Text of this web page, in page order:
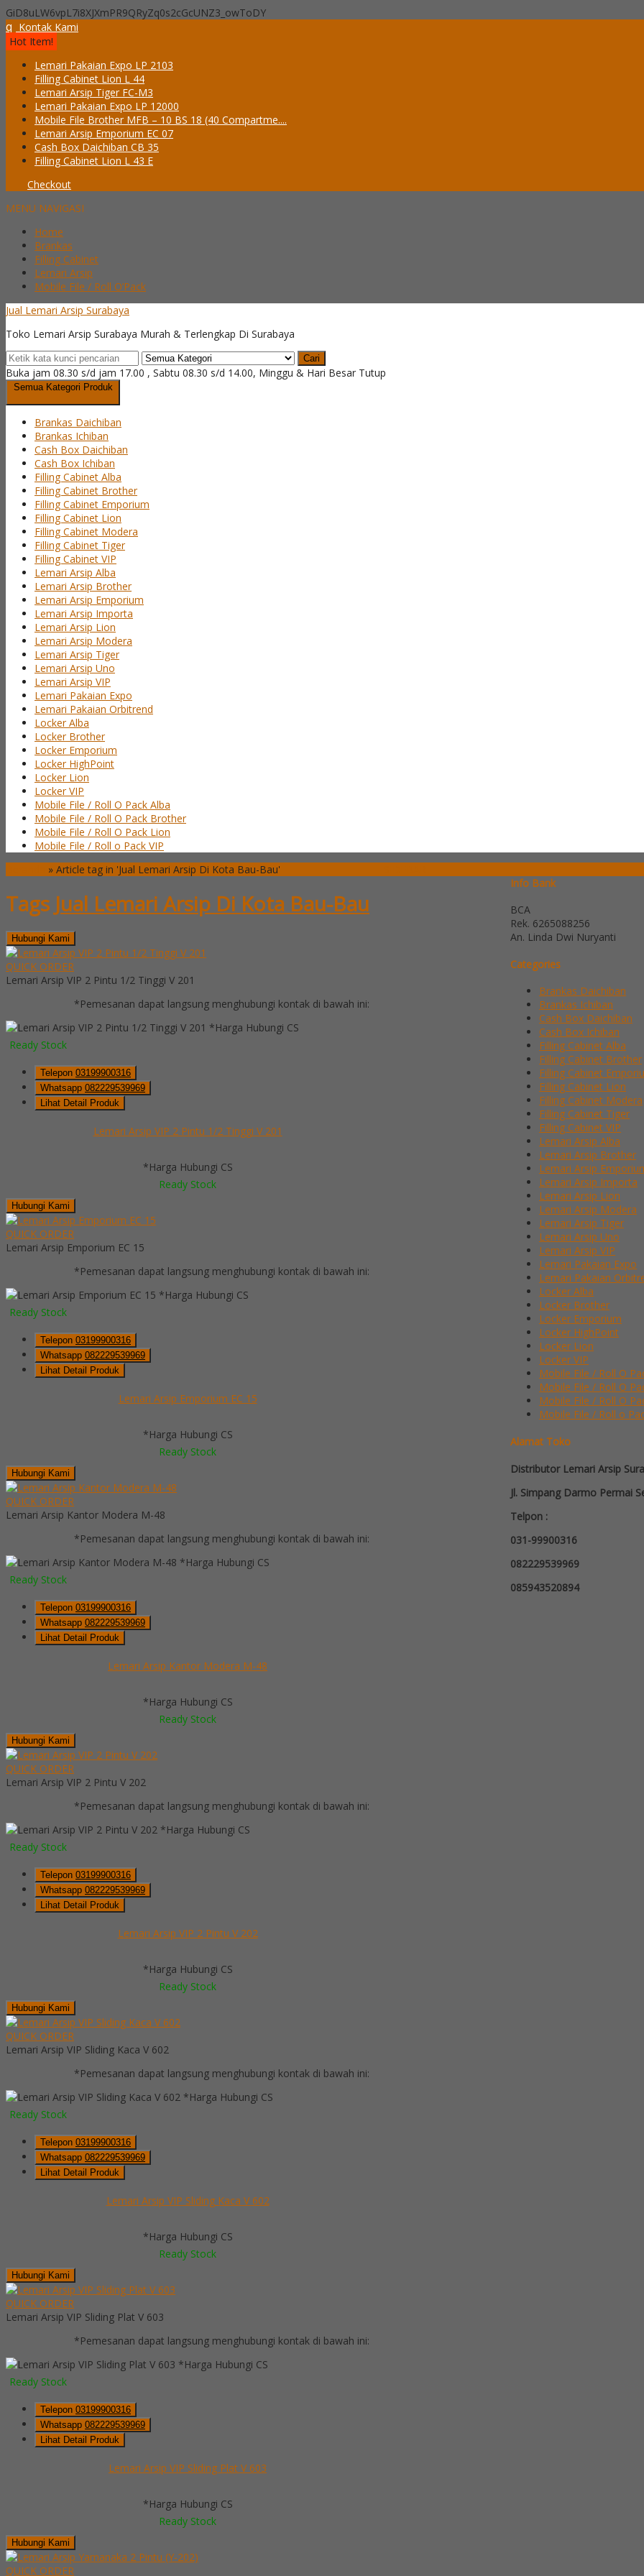
GiD8uLW6vpL7i8XJXmPR9QRyZq0s2cGcUNZ3_owToDY
q Kontak Kami
Hot Item!
Lemari Pakaian Expo LP 2103
Filling Cabinet Lion L 44
Lemari Arsip Tiger FC-M3
Lemari Pakaian Expo LP 12000
Mobile File Brother MFB – 10 BS 18 (40 Compartme....
Lemari Arsip Emporium EC 07
Cash Box Daichiban CB 35
Filling Cabinet Lion L 43 E
Checkout
MENU NAVIGASI
Home
Brankas
Filling Cabinet
Lemari Arsip
Mobile File / Roll O’Pack
Jual Lemari Arsip Surabaya
Toko Lemari Arsip Surabaya Murah & Terlengkap Di Surabaya
Cari
Buka jam 08.30 s/d jam 17.00 , Sabtu 08.30 s/d 14.00, Minggu & Hari Besar Tutup
Semua Kategori Produk
Brankas Daichiban
Brankas Ichiban
Cash Box Daichiban
Cash Box Ichiban
Filling Cabinet Alba
Filling Cabinet Brother
Filling Cabinet Emporium
Filling Cabinet Lion
Filling Cabinet Modera
Filling Cabinet Tiger
Filling Cabinet VIP
Lemari Arsip Alba
Lemari Arsip Brother
Lemari Arsip Emporium
Lemari Arsip Importa
Lemari Arsip Lion
Lemari Arsip Modera
Lemari Arsip Tiger
Lemari Arsip Uno
Lemari Arsip VIP
Lemari Pakaian Expo
Lemari Pakaian Orbitrend
Locker Alba
Locker Brother
Locker Emporium
Locker HighPoint
Locker Lion
Locker VIP
Mobile File / Roll O Pack Alba
Mobile File / Roll O Pack Brother
Mobile File / Roll O Pack Lion
Mobile File / Roll o Pack VIP
» Article tag in 'Jual Lemari Arsip Di Kota Bau-Bau'
Tags Jual Lemari Arsip Di Kota Bau-Bau
Hubungi Kami
QUICK ORDER
Lemari Arsip VIP 2 Pintu 1/2 Tinggi V 201
*Pemesanan dapat langsung menghubungi kontak di bawah ini:
*Harga Hubungi CS
Ready Stock
Telepon 03199900316
Whatsapp 082229539969
Lihat Detail Produk
Lemari Arsip VIP 2 Pintu 1/2 Tinggi V 201
*Harga Hubungi CS
Ready Stock
Hubungi Kami
QUICK ORDER
Lemari Arsip Emporium EC 15
*Pemesanan dapat langsung menghubungi kontak di bawah ini:
*Harga Hubungi CS
Ready Stock
Telepon 03199900316
Whatsapp 082229539969
Lihat Detail Produk
Lemari Arsip Emporium EC 15
*Harga Hubungi CS
Ready Stock
Hubungi Kami
QUICK ORDER
Lemari Arsip Kantor Modera M-48
*Pemesanan dapat langsung menghubungi kontak di bawah ini:
*Harga Hubungi CS
Ready Stock
Telepon 03199900316
Whatsapp 082229539969
Lihat Detail Produk
Lemari Arsip Kantor Modera M-48
*Harga Hubungi CS
Ready Stock
Hubungi Kami
QUICK ORDER
Lemari Arsip VIP 2 Pintu V 202
*Pemesanan dapat langsung menghubungi kontak di bawah ini:
*Harga Hubungi CS
Ready Stock
Telepon 03199900316
Whatsapp 082229539969
Lihat Detail Produk
Lemari Arsip VIP 2 Pintu V 202
*Harga Hubungi CS
Ready Stock
Hubungi Kami
QUICK ORDER
Lemari Arsip VIP Sliding Kaca V 602
*Pemesanan dapat langsung menghubungi kontak di bawah ini:
*Harga Hubungi CS
Ready Stock
Telepon 03199900316
Whatsapp 082229539969
Lihat Detail Produk
Lemari Arsip VIP Sliding Kaca V 602
*Harga Hubungi CS
Ready Stock
Hubungi Kami
QUICK ORDER
Lemari Arsip VIP Sliding Plat V 603
*Pemesanan dapat langsung menghubungi kontak di bawah ini:
*Harga Hubungi CS
Ready Stock
Telepon 03199900316
Whatsapp 082229539969
Lihat Detail Produk
Lemari Arsip VIP Sliding Plat V 603
*Harga Hubungi CS
Ready Stock
Hubungi Kami
QUICK ORDER
Info Bank
BCA
Rek. 6265088256
An. Linda Dwi Nuryanti
Categories
Brankas Daichiban
Brankas Ichiban
Cash Box Daichiban
Cash Box Ichiban
Filling Cabinet Alba
Filling Cabinet Brother
Filling Cabinet
Filling Cabinet Lion
Filling Cabinet Modera
Filling Cabinet Tiger
Filling Cabinet VIP
Lemari Arsip Alba
Lemari Arsip Brother
Lemari Arsip
Lemari Arsip Importa
Lemari Arsip Lion
Lemari Arsip Modera
Lemari Arsip Tiger
Lemari Arsip Uno
Lemari Arsip VIP
Lemari Pakaian Expo
Lemari Pakaian
Locker Alba
Locker Brother
Locker Emporium
Locker HighPoint
Locker Lion
Locker VIP
Mobile File / Roll O
Mobile File / Roll O
Mobile File / Roll O
Mobile File / Roll o
Alamat Toko
Distributor Lemari Arsip
Jl. Simpang Darmo Permai
Telpon :
031-99900316
082229539969
085943520894